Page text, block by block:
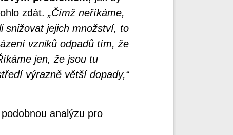
zdát. „Čímž neříkáme,
snižovat jejich množství, to
vzniků odpadů tím, že
jen, že jsou tu
výrazně větší dopady,“
analýzu pro